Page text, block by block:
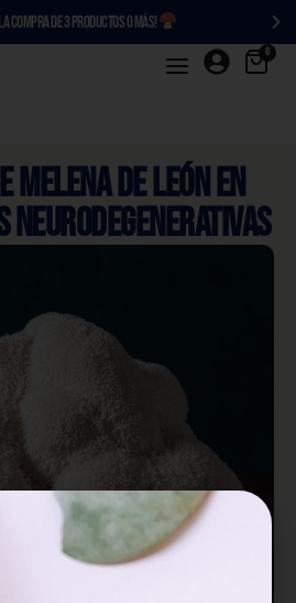
la compra de 3 productos o más!
0
Melena de León en
neurodegenerativas